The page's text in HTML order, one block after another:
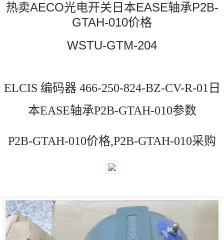
热卖AECO光电开关日本EASE轴承P2B-
GTAH-010价格
WSTU-GTM-204
ELCIS 编码器 466-250-824-BZ-CV-R-01日
本EASE轴承P2B-GTAH-010参数
P2B-GTAH-010价格,P2B-GTAH-010采购